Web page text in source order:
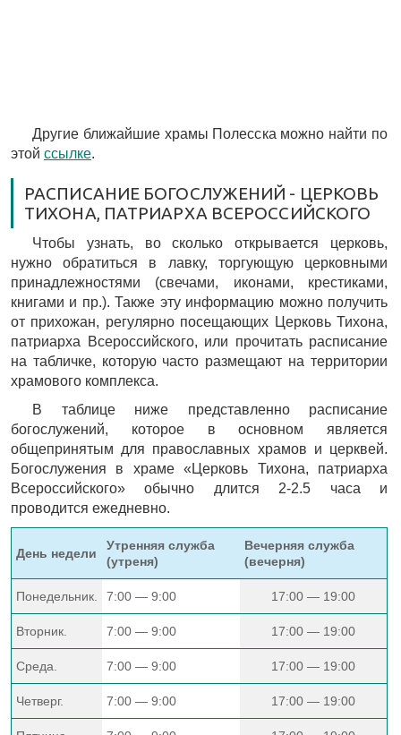
Другие ближайшие храмы Полесска можно найти по
этой ссылке.
РАСПИСАНИЕ БОГОСЛУЖЕНИЙ - ЦЕРКОВЬ
ТИХОНА, ПАТРИАРХА ВСЕРОССИЙСКОГО
Чтобы узнать, во сколько открывается церковь,
нужно обратиться в лавку, торгующую церковными
принадлежностями (свечами, иконами, крестиками,
книгами и пр.). Также эту информацию можно получить
от прихожан, регулярно посещающих Церковь Тихона,
патриарха Всероссийского, или прочитать расписание
на табличке, которую часто размещают на территории
храмового комплекса.
В таблице ниже представленно расписание
богослужений, которое в основном является
общепринятым для православных храмов и церквей.
Богослужения в храме «Церковь Тихона, патриарха
Всероссийского» обычно длится 2-2.5 часа и
проводится ежедневно.
День недели
Утренняя служба
(утреня)
Вечерняя служба
(вечерня)
Понедельник. 7:00 — 9:00 17:00 — 19:00
Вторник. 7:00 — 9:00 17:00 — 19:00
Среда. 7:00 — 9:00 17:00 — 19:00
Четверг. 7:00 — 9:00 17:00 — 19:00